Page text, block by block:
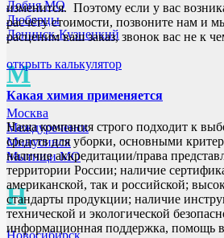
Лобня МО
Люберцы
Ленинск-Кузнецкий
М
Москва
Междуреченск
Минусинск
Мытищи МО
Н
изменится. Поэтому если у вас
расчёту стоимости, позвоните нам и
расценим ваш заказ, звонок вас не к
открыть калькулятор
Какая химия применяется
Наша компания строго подходит к
средств для уборки, основными
наличие аккредитации/права
территории России; наличие
американской, так и российской;
стандарты продукции; наличие
технической и экологической
информационная поддержка, помощь в